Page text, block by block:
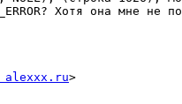
Хотя она мне не
alexxx.ru>